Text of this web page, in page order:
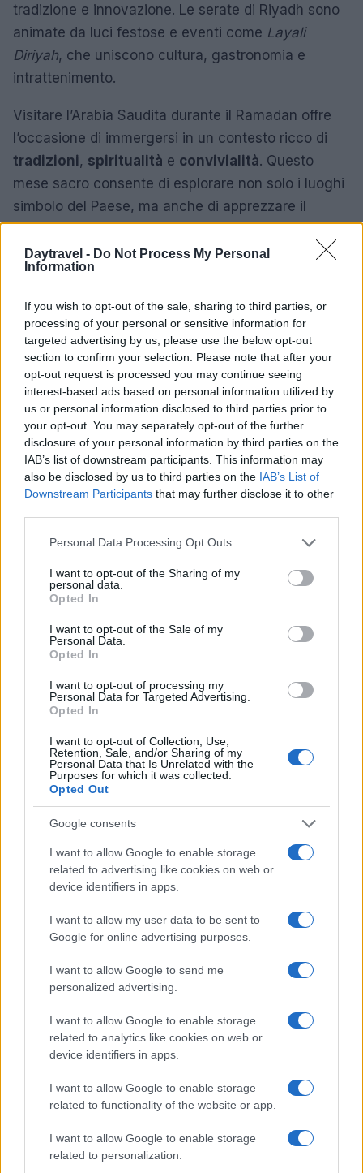
Daytravel - Do Not Process My Personal
Information
If you wish to opt-out of the sale, sharing to third parties, or
processing of your personal or sensitive information for
targeted advertising by us, please use the below opt-out
section to confirm your selection. Please note that after your
opt-out request is processed you may continue seeing
interest-based ads based on personal information utilized by
us or personal information disclosed to third parties prior to
your opt-out. You may separately opt-out of the further
disclosure of your personal information by third parties on the
IAB’s list of downstream participants. This information may
also be disclosed by us to third parties on the IAB’s List of
Downstream Participants that may further disclose it to other
Please note that this website/app uses one or more Google
not limited to your visit or usage behaviour. You may click to
grant or deny consent to Google and its third-party tags to
use your data for below specified purposes in below Google
consent section.
Personal Data Processing Opt Outs
I want to opt-out of the Sharing of my
personal data.
Opted In
I want to opt-out of the Sale of my
Personal Data.
Opted In
I want to opt-out of processing my
Personal Data for Targeted Advertising.
Opted In
I want to opt-out of Collection, Use,
Retention, Sale, and/or Sharing of my
Personal Data that Is Unrelated with the
Purposes for which it was collected.
Opted Out
Google consents
I want to allow Google to enable storage
related to advertising like cookies on web or
device identifiers in apps.
I want to allow my user data to be sent to
Google for online advertising purposes.
I want to allow Google to send me
personalized advertising.
I want to allow Google to enable storage
related to analytics like cookies on web or
device identifiers in apps.
I want to allow Google to enable storage
related to functionality of the website or app.
I want to allow Google to enable storage
related to personalization.
tradizione e innovazione. Le serate di Riyadh sono
animate da luci festose e eventi come Layali
Diriyah, che uniscono cultura, gastronomia e
intrattenimento.
Visitare l’Arabia Saudita durante il Ramadan offre
l’occasione di immergersi in un contesto ricco di
tradizioni, spiritualità e convivialità. Questo
mese sacro consente di esplorare non solo i luoghi
simbolo del Paese, ma anche di apprezzare il
profondo senso di comunità che caratterizza la
cultura saudita.
AUTORE
Martina Pellegrino
Martina Pellegrino ha proposto e curato il
dossier sul restauro degli Uffizi dopo un
sopralluogo al cantiere, difendendo una linea
editoriale di contestualizzazione storica.
Redattrice storica, è nota per un dettaglio:
annota cronologie su cartoline d'epoca
fiorentina.
Continua a leggere
FUORI PORTA
Odissea e Spider-Man: i film che hanno rivoluzionato
l’estate al cinema